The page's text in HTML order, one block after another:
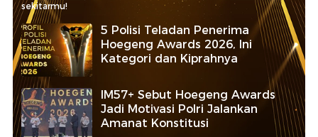
sekitarmu!
5 Polisi Teladan Penerima
Hoegeng Awards 2026, Ini
Kategori dan Kiprahnya
IM57+ Sebut Hoegeng Awards
Jadi Motivasi Polri Jalankan
Amanat Konstitusi